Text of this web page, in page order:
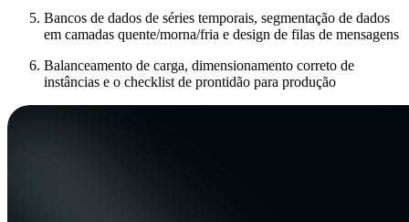
Bancos de dados de séries temporais, segmentação de dados
em camadas quente/morna/fria e design de filas de mensagens
Balanceamento de carga, dimensionamento correto de
instâncias e o checklist de prontidão para produção